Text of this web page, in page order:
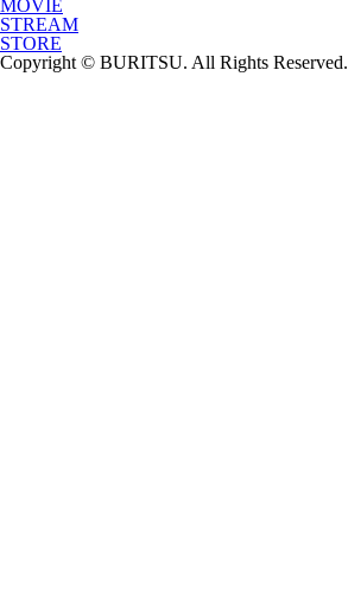
MOVIE
STREAM
STORE
Copyright © BURITSU. All Rights Reserved.